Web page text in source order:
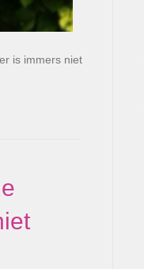
is immers niet